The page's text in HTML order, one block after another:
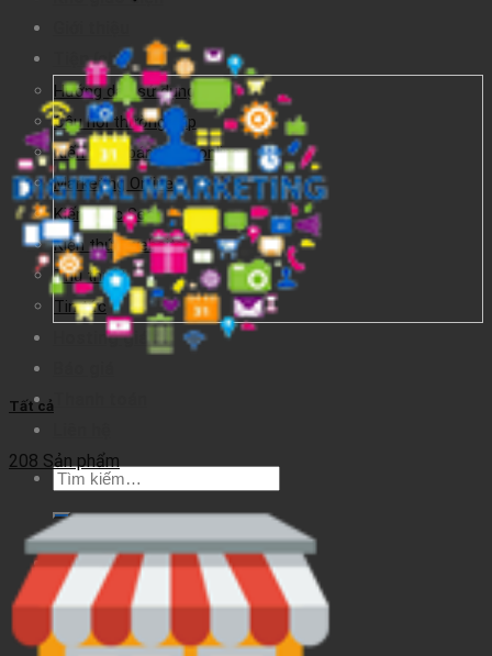
Tiện ích
Hướng dẫn sử dụng
Câu hỏi thường gặp
Kiến thức bán hàng online
Marketing Online
Kiến thức Seo
Kiến thức website
Thủ thuật
Tin tức
Hosting giá rẻ
Tìm
kiếm:
Giỏ hàng
Tất cả
208 Sản phẩm